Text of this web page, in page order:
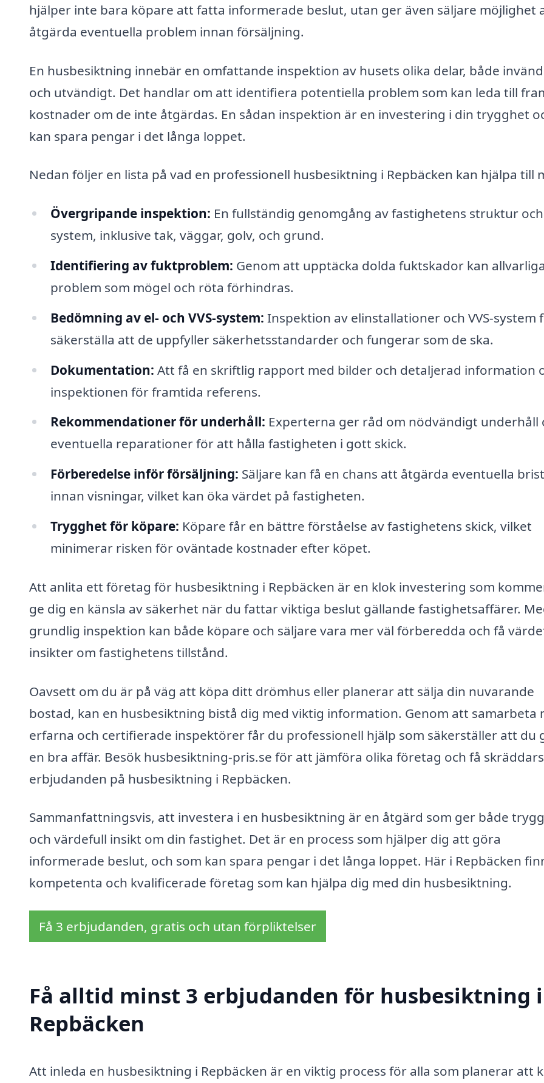
hjälper inte bara köpare att fatta informerade beslut, utan ger även säljare möjlighet
åtgärda eventuella problem innan försäljning.
En husbesiktning innebär en omfattande inspektion av husets olika delar, både
och utvändigt. Det handlar om att identifiera potentiella problem som kan leda till
kostnader om de inte åtgärdas. En sådan inspektion är en investering i din trygghet
kan spara pengar i det långa loppet.
Nedan följer en lista på vad en professionell husbesiktning i Repbäcken kan hjälpa till
Övergripande inspektion: En fullständig genomgång av fastighetens struktur och
system, inklusive tak, väggar, golv, och grund.
Identifiering av fuktproblem: Genom att upptäcka dolda fuktskador kan
problem som mögel och röta förhindras.
Bedömning av el- och VVS-system: Inspektion av elinstallationer och VVS-system
säkerställa att de uppfyller säkerhetsstandarder och fungerar som de ska.
Dokumentation: Att få en skriftlig rapport med bilder och detaljerad information
inspektionen för framtida referens.
Rekommendationer för underhåll: Experterna ger råd om nödvändigt underhåll
eventuella reparationer för att hålla fastigheten i gott skick.
Förberedelse inför försäljning: Säljare kan få en chans att åtgärda eventuella
innan visningar, vilket kan öka värdet på fastigheten.
Trygghet för köpare: Köpare får en bättre förståelse av fastighetens skick, vilket
minimerar risken för oväntade kostnader efter köpet.
Att anlita ett företag för husbesiktning i Repbäcken är en klok investering som
ge dig en känsla av säkerhet när du fattar viktiga beslut gällande fastighetsaffärer.
grundlig inspektion kan både köpare och säljare vara mer väl förberedda och få
insikter om fastighetens tillstånd.
Oavsett om du är på väg att köpa ditt drömhus eller planerar att sälja din nuvarande
bostad, kan en husbesiktning bistå dig med viktig information. Genom att samarbeta
erfarna och certifierade inspektörer får du professionell hjälp som säkerställer att du
en bra affär. Besök husbesiktning-pris.se för att jämföra olika företag och få
erbjudanden på husbesiktning i Repbäcken.
Sammanfattningsvis, att investera i en husbesiktning är en åtgärd som ger både
och värdefull insikt om din fastighet. Det är en process som hjälper dig att göra
informerade beslut, och som kan spara pengar i det långa loppet. Här i Repbäcken
kompetenta och kvalificerade företag som kan hjälpa dig med din husbesiktning.
Få 3 erbjudanden, gratis och utan förpliktelser
Få alltid minst 3 erbjudanden för husbesiktning i
Repbäcken
Att inleda en husbesiktning i Repbäcken är en viktig process för alla som planerar att